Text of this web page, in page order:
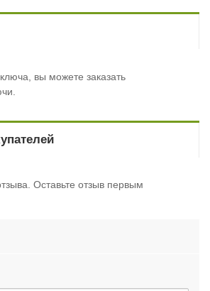
вы можете заказать
Оставьте отзыв первым